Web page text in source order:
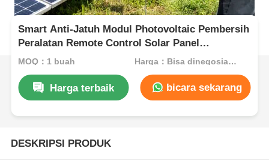
Smart Anti-Jatuh Modul Photovoltaic Pembersih
Peralatan Remote Control Solar Panel
Pembersih Robot
MOQ：1 buah Harga：Bisa dinegosiasikan
Harga terbaik bicara sekarang
DESKRIPSI PRODUK